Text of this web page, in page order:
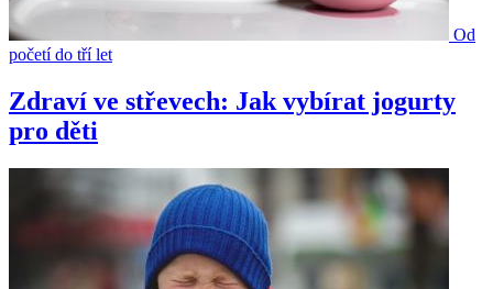
Od
početí do tří let
Zdraví ve střevech: Jak vybírat jogurty
pro děti